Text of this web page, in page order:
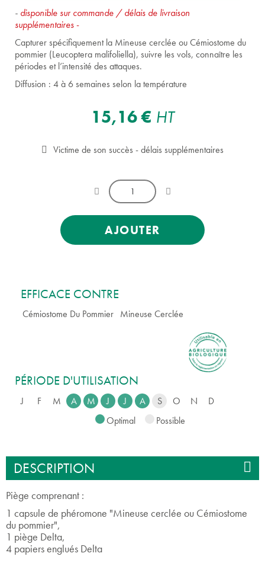
- disponible sur commande / délais de livraison
supplémentaires-
Capturer spécifiquement la Mineuse cerclée ou Cémiostome du
pommier (Leucoptera malifoliella), suivre les vols, connaître les
périodes et l’intensité des attaques.
Diffusion : 4 à 6 semaines selon la température
15,16 € HT
Victime de son succès - délais supplémentaires
AJOUTER
EFFICACE CONTRE
Cémiostome Du Pommier Mineuse Cerclée
PÉRIODE D'UTILISATION
J F M A M J J A S O N
D
Optimal
Possible
DESCRIPTION
Piège comprenant :
1 capsule de phéromone "Mineuse cerclée ou Cémiostome
du pommier",
1 piège Delta,
4 papiers englués Delta